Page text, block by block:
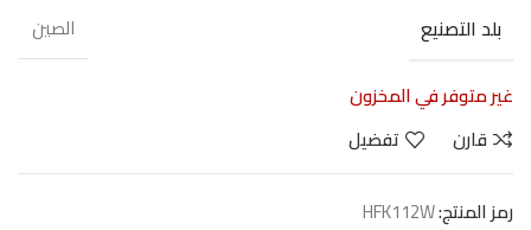
بلد التصنيع
الصين
غير متوفر في المخزون
قارن
تفضيل
رمز المنتج:HFK112W